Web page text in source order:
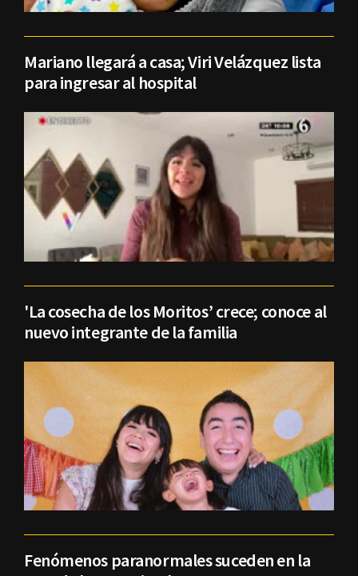
Mariano llegará a casa; Viri Velázquez lista
para ingresar al hospital
'La cosecha de los Moritos’ crece; conoce al
nuevo integrante de la familia
Fenómenos paranormales suceden en la